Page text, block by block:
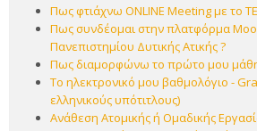
Πως φτιάχνω ONLINE Meeting με το
Πως συνδέομαι στην πλατφόρμα
Πανεπιστημίου Δυτικής Ατικής ?
Πως διαμορφώνω το πρώτο μου
Το ηλεκτρονικό μου βαθμολόγιο -
ελληνικούς υπότιτλους)
Ανάθεση Ατομικής ή Ομαδικής